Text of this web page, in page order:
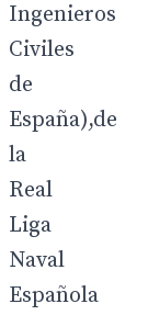
Ingenieros
Civiles
de
España),de
la
Real
Liga
Naval
Española